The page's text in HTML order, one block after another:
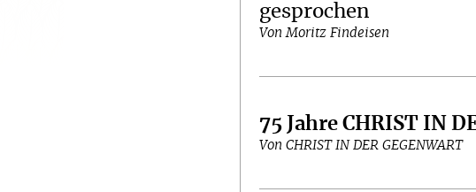
gesprochen
Von Moritz Findeisen
75 Jahre CHRIST IN
Von CHRIST IN DER GEGENWART